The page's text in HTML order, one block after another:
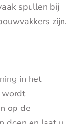
spullen bij
zijn.
in het
wordt
op de